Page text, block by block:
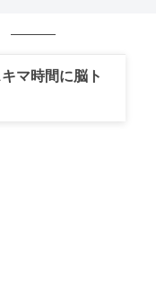
号は、次のように
マ時間に脳ト